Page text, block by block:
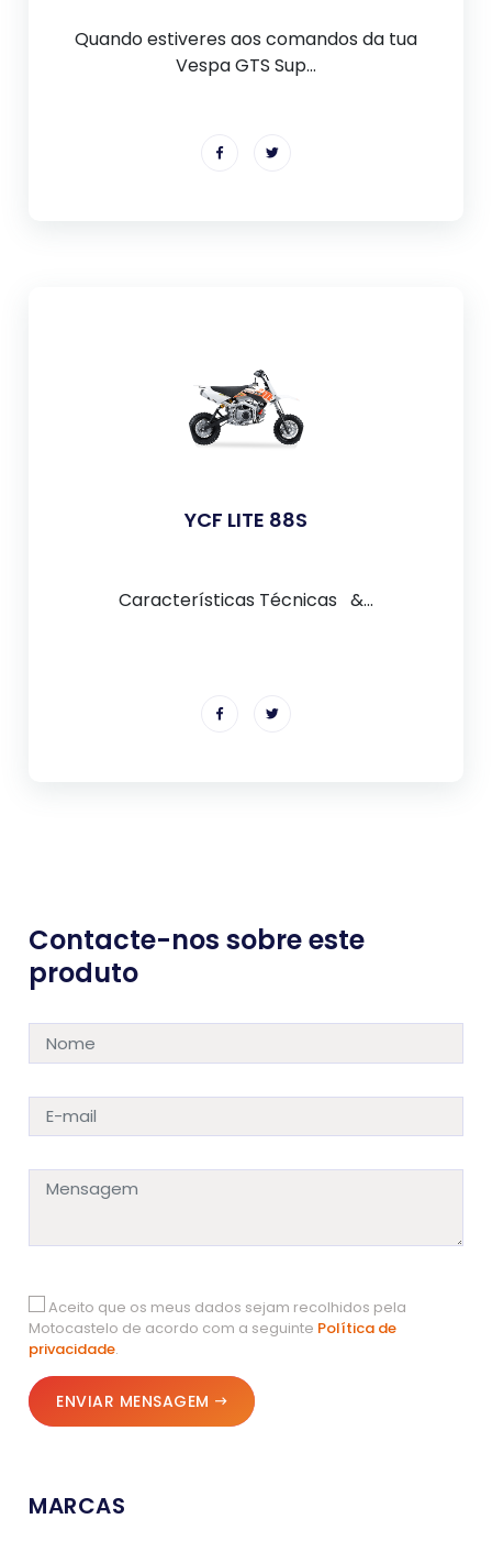
Quando estiveres aos comandos da tua
Vespa GTS Sup...
YCF LITE 88S
Características Técnicas &...
Contacte-nos sobre este
produto
Aceito que os meus dados sejam recolhidos pela
Motocastelo de acordo com a seguinte Política de
privacidade.
ENVIAR MENSAGEM
MARCAS